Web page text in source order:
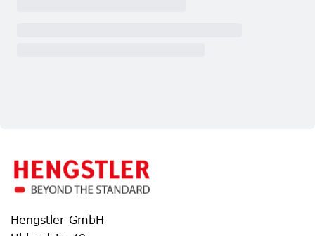
Hengstler GmbH